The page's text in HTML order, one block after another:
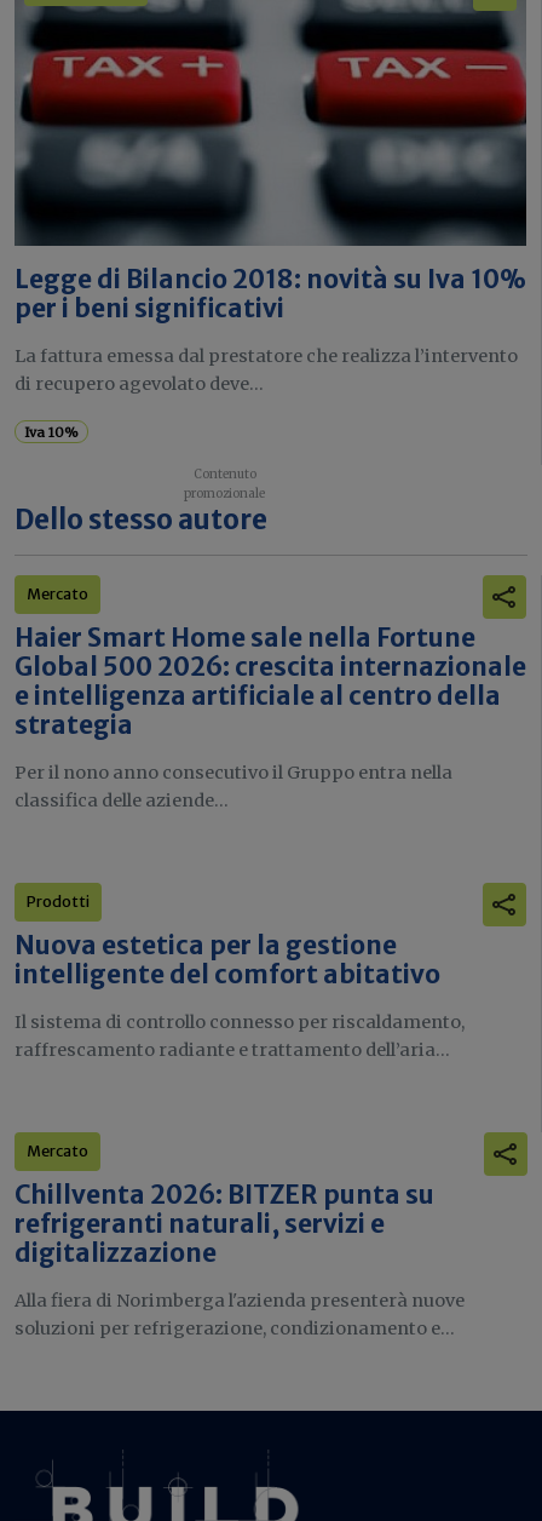
Legge di Bilancio 2018: novità su Iva 10%
per i beni significativi
La fattura emessa dal prestatore che realizza l’intervento
di recupero agevolato deve...
Iva 10%
Dello stesso autore
Mercato
Haier Smart Home sale nella Fortune
Global 500 2026: crescita internazionale
e intelligenza artificiale al centro della
strategia
Per il nono anno consecutivo il Gruppo entra nella
classifica delle aziende...
Prodotti
Nuova estetica per la gestione
intelligente del comfort abitativo
Il sistema di controllo connesso per riscaldamento,
raffrescamento radiante e trattamento dell’aria...
Mercato
Chillventa 2026: BITZER punta su
refrigeranti naturali, servizi e
digitalizzazione
Alla fiera di Norimberga l'azienda presenterà nuove
soluzioni per refrigerazione, condizionamento e...